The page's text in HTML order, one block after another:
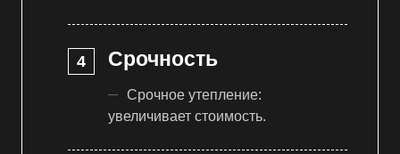
Срочность
Срочное утепление:
увеличивает стоимость.